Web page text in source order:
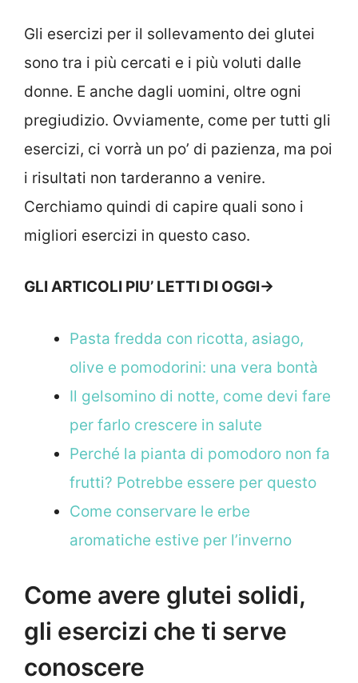
Gli esercizi per il sollevamento dei glutei
sono tra i più cercati e i più voluti dalle
donne. E anche dagli uomini, oltre ogni
pregiudizio. Ovviamente, come per tutti gli
esercizi, ci vorrà un po’ di pazienza, ma poi
i risultati non tarderanno a venire.
Cerchiamo quindi di capire quali sono i
migliori esercizi in questo caso.
GLI ARTICOLI PIU’ LETTI DI OGGI->
Pasta fredda con ricotta, asiago,
olive e pomodorini: una vera bontà
Il gelsomino di notte, come devi fare
per farlo crescere in salute
Perché la pianta di pomodoro non fa
frutti? Potrebbe essere per questo
Come conservare le erbe
aromatiche estive per l’inverno
Come avere glutei solidi,
gli esercizi che ti serve
conoscere